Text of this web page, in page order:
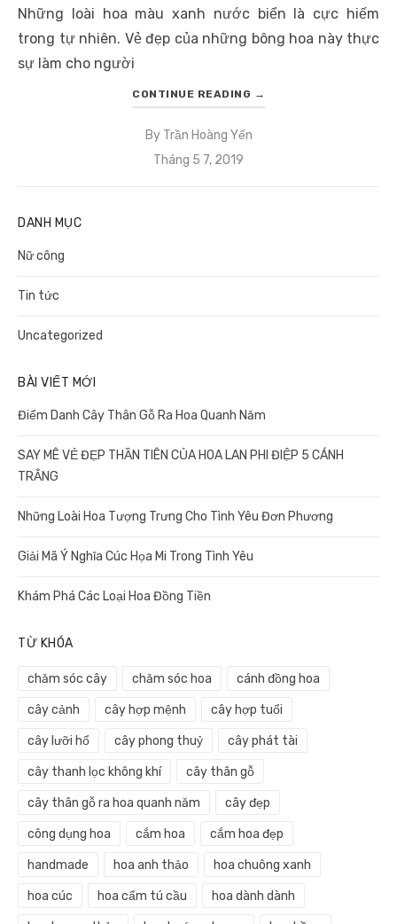
Những loài hoa màu xanh nước biển là cực hiếm
trong tự nhiên. Vẻ đẹp của những bông hoa này thực
sự làm cho người
CONTINUE READING →
By Trần Hoàng Yến
Posted
Tháng 5 7, 2019
DANH MỤC
Nữ công
Tin tức
Uncategorized
BÀI VIẾT MỚI
Điểm Danh Cây Thân Gỗ Ra Hoa Quanh Năm
SAY MÊ VẺ ĐẸP THẦN TIÊN CỦA HOA LAN PHI ĐIỆP 5 CÁNH
TRẮNG
Những Loài Hoa Tượng Trưng Cho Tình Yêu Đơn Phương
Giải Mã Ý Nghĩa Cúc Họa Mi Trong Tình Yêu
Khám Phá Các Loại Hoa Đồng Tiền
TỪ KHÓA
chăm sóc cây chăm sóc hoa cánh đồng hoa
cây cảnh cây hợp mệnh cây hợp tuổi
cây lưỡi hổ cây phong thuỷ cây phát tài
cây thanh lọc không khí cây thân gỗ
cây thân gỗ ra hoa quanh năm cây đẹp
công dụng hoa cắm hoa cắm hoa đẹp
handmade hoa anh thảo hoa chuông xanh
hoa cúc hoa cẩm tú cầu hoa dành dành